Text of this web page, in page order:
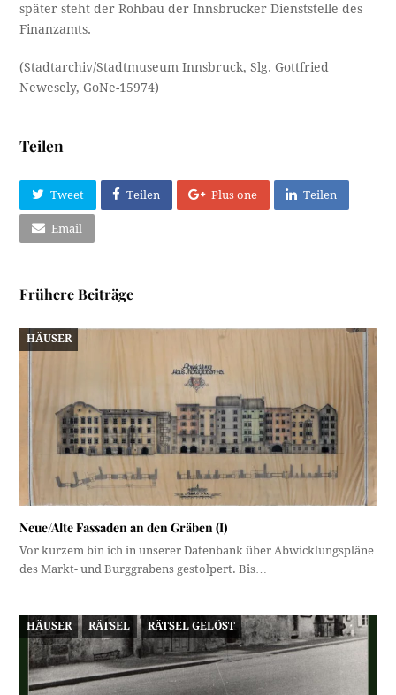
später steht der Rohbau der Innsbrucker Dienststelle des
Finanzamts.
(Stadtarchiv/Stadtmuseum Innsbruck, Slg. Gottfried
Newesely, GoNe-15974)
Teilen
Tweet Teilen Plus one Teilen
Email
Frühere Beiträge
HÄUSER
Neue/Alte Fassaden an den Gräben (I)
Vor kurzem bin ich in unserer Datenbank über Abwicklungspläne
des Markt- und Burggrabens gestolpert. Bis…
HÄUSER RÄTSEL RÄTSEL GELÖST